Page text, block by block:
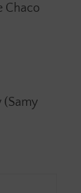
Chaco
(Samy